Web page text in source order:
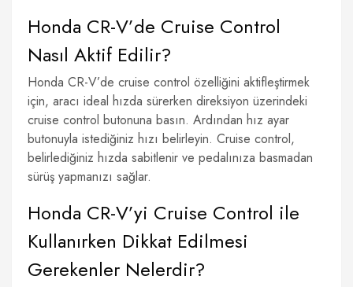
Honda CR-V’de Cruise Control
Nasıl Aktif Edilir?
Honda CR-V’de cruise control özelliğini aktifleştirmek
için, aracı ideal hızda sürerken direksiyon üzerindeki
cruise control butonuna basın. Ardından hız ayar
butonuyla istediğiniz hızı belirleyin. Cruise control,
belirlediğiniz hızda sabitlenir ve pedalınıza basmadan
sürüş yapmanızı sağlar.
Honda CR-V’yi Cruise Control ile
Kullanırken Dikkat Edilmesi
Gerekenler Nelerdir?